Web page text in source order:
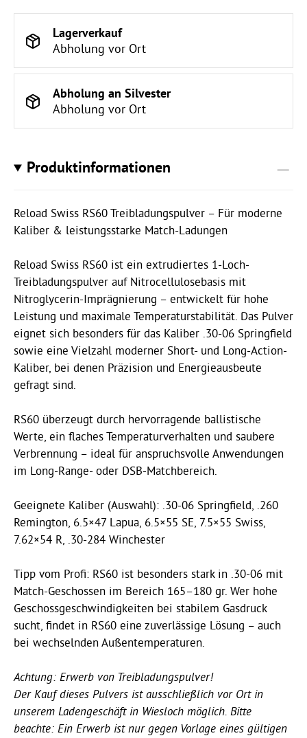
Lagerverkauf
Abholung vor Ort
Abholung an Silvester
Abholung vor Ort
Produktinformationen
Reload Swiss RS60 Treibladungspulver – Für moderne
Kaliber & leistungsstarke Match-Ladungen
Reload Swiss RS60 ist ein extrudiertes 1-Loch-
Treibladungspulver auf Nitrocellulosebasis mit
Nitroglycerin-Imprägnierung – entwickelt für hohe
Leistung und maximale Temperaturstabilität. Das Pulver
eignet sich besonders für das Kaliber .30-06 Springfield
sowie eine Vielzahl moderner Short- und Long-Action-
Kaliber, bei denen Präzision und Energieausbeute
gefragt sind.
RS60 überzeugt durch hervorragende ballistische
Werte, ein flaches Temperaturverhalten und saubere
Verbrennung – ideal für anspruchsvolle Anwendungen
im Long-Range- oder DSB-Matchbereich.
Geeignete Kaliber (Auswahl): .30-06 Springfield, .260
Remington, 6.5×47 Lapua, 6.5×55 SE, 7.5×55 Swiss,
7.62×54 R, .30-284 Winchester
Tipp vom Profi: RS60 ist besonders stark in .30-06 mit
Match-Geschossen im Bereich 165–180 gr. Wer hohe
Geschossgeschwindigkeiten bei stabilem Gasdruck
sucht, findet in RS60 eine zuverlässige Lösung – auch
bei wechselnden Außentemperaturen.
Achtung: Erwerb von Treibladungspulver!
Der Kauf dieses Pulvers ist ausschließlich vor Ort in
unserem Ladengeschäft in Wiesloch möglich. Bitte
beachte: Ein Erwerb ist nur gegen Vorlage eines gültigen